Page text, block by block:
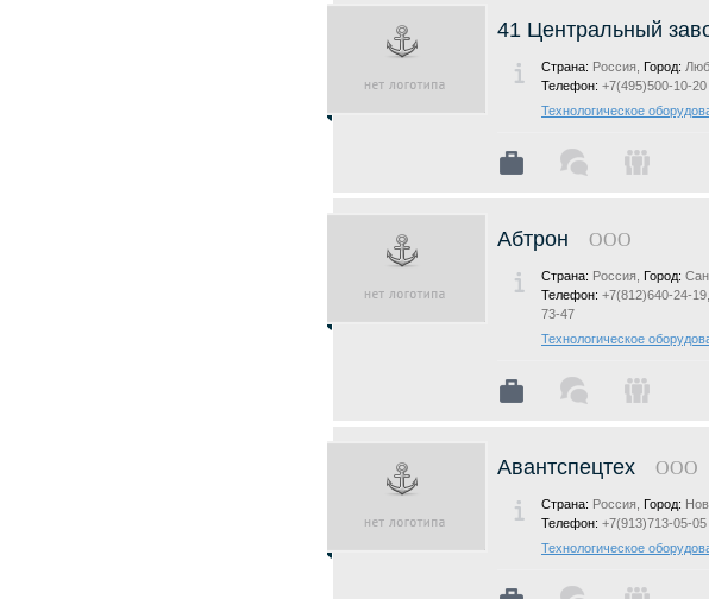
41 Центральный
Страна: Россия, Город:
Телефон: +7(495)500-10-20
Технологическое
Абтрон ООО
Страна: Россия, Город:
Телефон: +7(812)640-24-
73-47
Технологическое
Авантспецтех ООО
Страна: Россия, Город:
Телефон: +7(913)713-05-05
Технологическое